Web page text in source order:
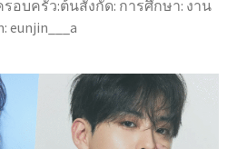
รอบครัว:ต้นสังกัด: การศึกษา: งาน
eunjin___a